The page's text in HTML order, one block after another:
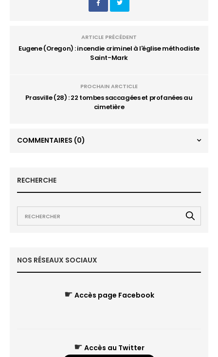
ARTICLE PRÉCÉDENT
Eugene (Oregon) : incendie criminel à l'église méthodiste
Saint-Mark
PROCHAIN ARCTICLE
Prasville (28) : 22 tombes saccagées et profanées au
cimetière
COMMENTAIRES (0)
RECHERCHE
NOS RÉSEAUX SOCIAUX
☛ Accès page Facebook
☛ Accès au Twitter